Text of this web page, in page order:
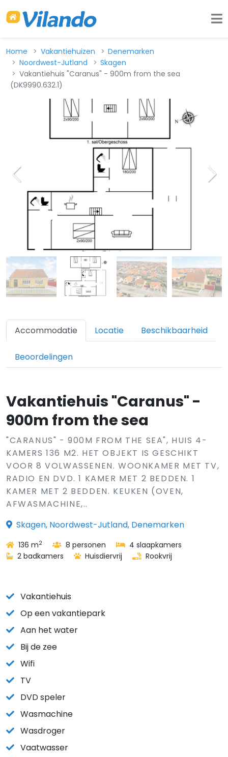
Home Vakantiehuizen
Denemarken
Noordwest-Jutland
Skagen
Vakantiehuis "Caranus" - 900m from the sea
(DK9990.632.1)
Accommodatie Locatie Beschikbaarheid
Beoordelingen
Vakantiehuis "Caranus" -
900m from the sea
"CARANUS" - 900M FROM THE SEA", HUIS 4-
KAMERS 136 M2. HET OBJEKT IS GESCHIKT
VOOR 8 VOLWASSENEN. WOONKAMER MET TV,
RADIO EN DVD. 1 KAMER MET 2 BEDDEN. 1
KAMER MET 2 BEDDEN. KEUKEN (OVEN,
AFWASMACHINE,..
Skagen, Noordwest-Jutland, Denemarken
136 m2 8 personen
4 slaapkamers
2 badkamers
Huisdiervrij Rookvrij
Vakantiehuis
Op een vakantiepark
Aan het water
Bij de zee
Wifi
TV
DVD speler
Wasmachine
Wasdroger
Vaatwasser